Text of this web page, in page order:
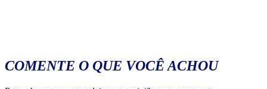
COMENTE O QUE VOCÊ ACHOU